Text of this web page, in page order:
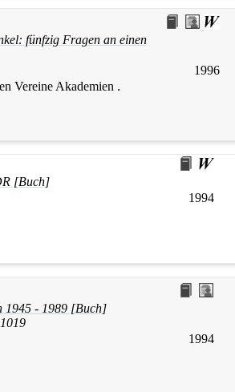
fünfzig Fragen an einen
1996
Vereine Akademien .
[Buch]
1994
1945 - 1989 [Buch]
1019
1994